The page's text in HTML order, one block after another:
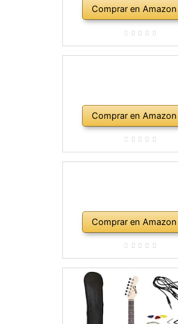
Comprar en Amazon
Comprar en Amazon
Comprar en Amazon